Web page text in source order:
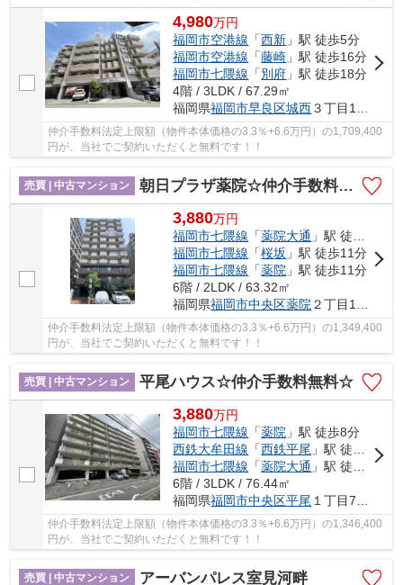
4,980万円
福岡市空港線 「西新 」駅 徒歩5分
福岡市空港線 「藤崎 」駅 徒歩16分
福岡市七隈線 「別府 」駅 徒歩18分
4階 / 3LDK / 67.29㎡
福岡県福岡市早良区城西３丁目1-22
仲介手数料法定上限額（物件本体価格の3.3％+6.6万円）の1,709,400
円が、当社でご契約いただくと無料です！！
売買 | 中古マンション 朝日プラザ薬院☆仲介手数料無料☆
3,880万円
福岡市七隈線 「薬院大通 」駅 徒歩5分
福岡市七隈線 「桜坂 」駅 徒歩11分
福岡市七隈線 「薬院 」駅 徒歩11分
6階 / 2LDK / 63.32㎡
福岡県福岡市中央区薬院 ２丁目11-10
仲介手数料法定上限額（物件本体価格の3.3％+6.6万円）の1,349,400
円が、当社でご契約いただくと無料です！！
売買 | 中古マンション 平尾ハウス☆仲介手数料無料☆
3,880万円
福岡市七隈線 「薬院 」駅 徒歩8分
西鉄大牟田線 「西鉄平尾 」駅 徒歩9分
福岡市七隈線 「薬院大通 」駅 徒歩12分
6階 / 3LDK / 76.44㎡
福岡県福岡市中央区平尾 １丁目7-20
仲介手数料法定上限額（物件本体価格の3.3％+6.6万円）の1,346,400
円が、当社でご契約いただくと無料です！！
売買 | 中古マンション アーバンパレス室見河畔